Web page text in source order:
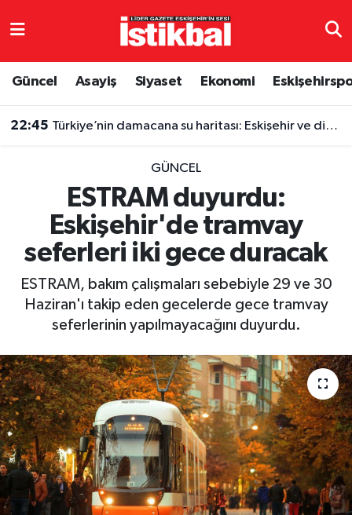
Güncel Asayiş Siyaset Ekonomi
22:45 Türkiye’nin damacana su haritası: Eskişehir ve diğer illerde fiyatlar ne kadar?
GÜNCEL
ESTRAM duyurdu:
Eskişehir'de tramvay
seferleri iki gece duracak
ESTRAM, bakım çalışmaları sebebiyle 29 ve 30
Haziran'ı takip eden gecelerde gece tramvay
seferlerinin yapılmayacağını duyurdu.
Eskişehirspor
Spor
Eğitim
Ekonomi
Yaşam
Resmi ilanlar
Eskişehir Nöbetçi Eczaneler
TFF 3.Lig 4.Grup Puan Durumu ve Fikstür
Tüm Manşetler
Son Dakika Haberleri